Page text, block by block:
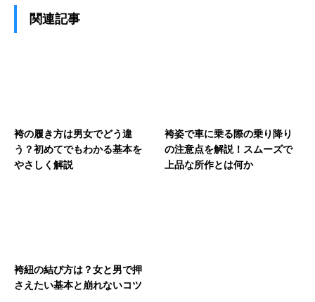
関連記事
袴の履き方は男女でどう違
う？初めてでもわかる基本を
やさしく解説
袴姿で車に乗る際の乗り降り
の注意点を解説！スムーズで
上品な所作とは何か
袴紐の結び方は？女と男で押
さえたい基本と崩れないコツ